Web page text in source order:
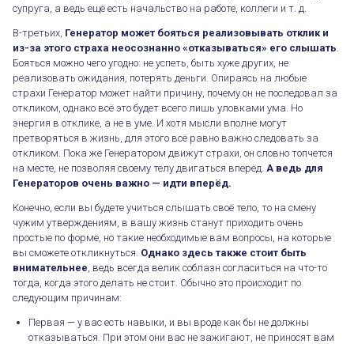
супруга, а ведь ещё есть начальство на работе, коллеги и т. д.
В-третьих, Генератор может бояться реализовывать отклик и
из-за этого страха неосознанно «отказываться» его слышать
Бояться можно чего угодно: не успеть, быть хуже других, не
реализовать ожидания, потерять деньги. Опираясь на любые
страхи Генератор может найти причину, почему он не последовал за
откликом, однако всё это будет всего лишь уловками ума. Но
энергия в отклике, а не в уме. И хотя мысли вполне могут
претворяться в жизнь, для этого всё равно важно следовать за
откликом. Пока же Генератором движут страхи, он словно топчется
на месте, не позволяя своему телу двигаться вперёд. А ведь для
Генераторов очень важно — идти вперёд.
Конечно, если вы будете учиться слышать своё тело, то на смену
чужим утверждениям, в вашу жизнь станут приходить очень
простые по форме, но такие необходимые вам вопросы, на которые
вы сможете откликнуться. Однако здесь также стоит быть
внимательнее , ведь всегда велик соблазн согласиться на что-то
тогда, когда этого делать не стоит. Обычно это происходит по
следующим причинам:
Первая — у вас есть навыки, и вы вроде как бы не должны
отказываться. При этом они вас не зажигают, не приносят вам